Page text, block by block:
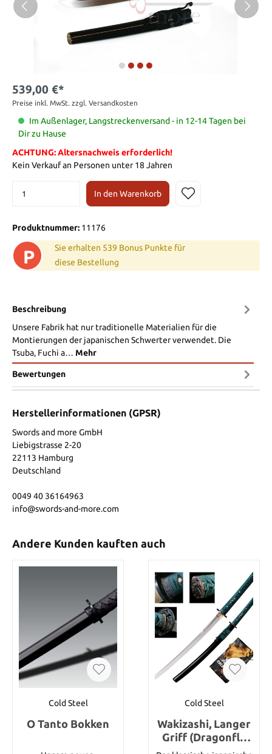
539,00 €*
Preise inkl. MwSt. zzgl. Versandkosten
Im Außenlager, Langstreckenversand - in 12-14 Tagen bei
Dir zu Hause
ACHTUNG: Altersnachweis erforderlich!
Kein Verkauf an Personen unter 18 Jahren
In den Warenkorb
Produktnummer: 11176
P
Sie erhalten 539 Bonus Punkte für
diese Bestellung
Beschreibung
Unsere Fabrik hat nur traditionelle Materialien für die
Montierungen der japanischen Schwerter verwendet. Die
Tsuba, Fuchi a… Mehr
Bewertungen
Herstellerinformationen (GPSR)
Swords and more GmbH
Liebigstrasse 2-20
22113 Hamburg
Deutschland
0049 40 36164963
info@swords-and-more.com
Andere Kunden kauften auch
Cold Steel
O Tanto Bokken
Cold Steel
Wakizashi, Langer
Griff (Dragonfly
Series)